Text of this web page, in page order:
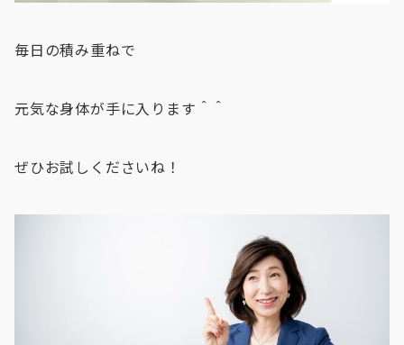
毎日の積み重ねで
元気な身体が手に入ります＾＾
ぜひお試しくださいね！